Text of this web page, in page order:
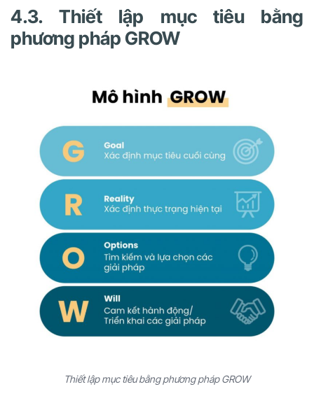
4.3. Thiết lập mục tiêu bằng
phương pháp GROW
Thiết lập mục tiêu bằng phương pháp GROW